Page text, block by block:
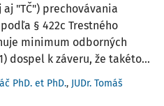
"TČ") prechovávania
§ 422c Trestného
minimum odborných
dospel k záveru, že takéto...
PhD. et PhD., JUDr. Tomáš